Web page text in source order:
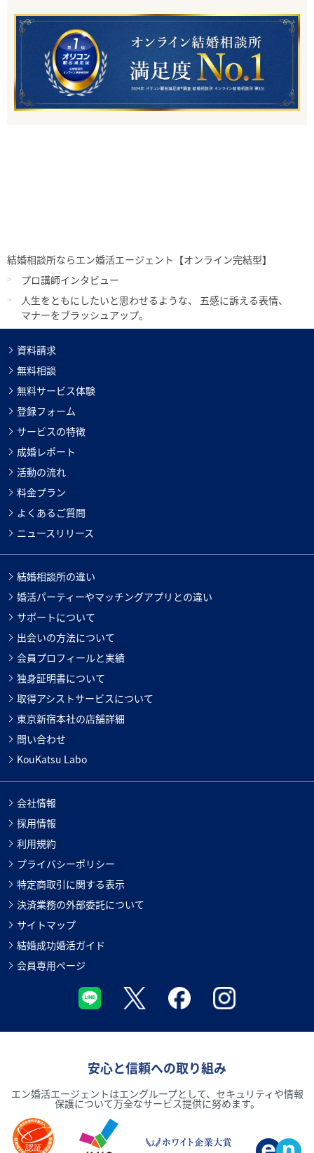
結婚相談所ならエン婚活エージェント【オンライン完結型】
プロ講師インタビュー
人生をともにしたいと思わせるような、 五感に訴える表情、
マナーをブラッシュアップ。
資料請求
無料相談
無料サービス体験
登録フォーム
サービスの特徴
成婚レポート
活動の流れ
料金プラン
よくあるご質問
ニュースリリース
結婚相談所の違い
婚活パーティーやマッチングアプリとの違い
サポートについて
出会いの方法について
会員プロフィールと実績
独身証明書について
取得アシストサービスについて
東京新宿本社の店舗詳細
問い合わせ
KouKatsu Labo
会社情報
採用情報
利用規約
プライバシーポリシー
特定商取引に関する表示
決済業務の外部委託について
サイトマップ
結婚成功婚活ガイド
会員専用ページ
安心と信頼への取り組み
エン婚活エージェントはエングループとして、セキュリティや情報
保護について万全なサービス提供に努めます。